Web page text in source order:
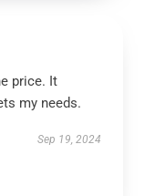
price. It
my needs.
Sep 19, 2024